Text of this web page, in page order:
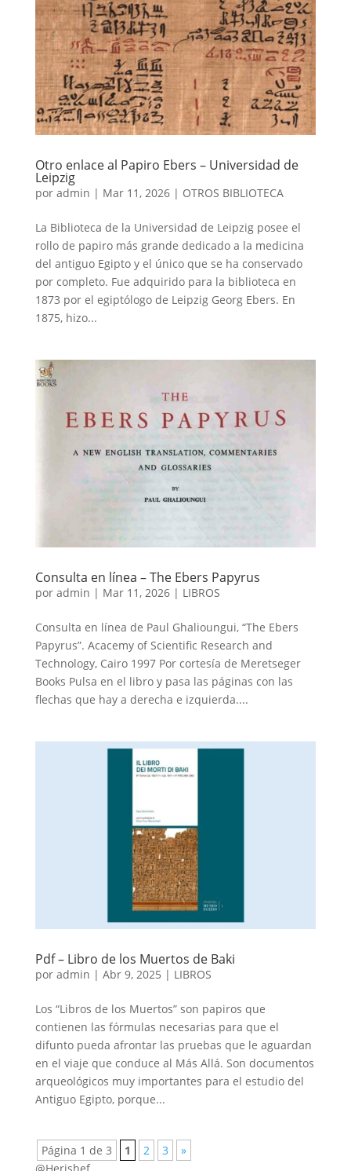
Otro enlace al Papiro Ebers – Universidad de
Leipzig
por admin | Mar 11, 2026| OTROS BIBLIOTECA
La Biblioteca de la Universidad de Leipzig posee el
rollo de papiro más grande dedicado a la medicina
del antiguo Egipto y el único que se ha conservado
por completo. Fue adquirido para la biblioteca en
1873 por el egiptólogo de Leipzig Georg Ebers. En
1875, hizo...
Consulta en línea – The Ebers Papyrus
por admin | Mar 11, 2026| LIBROS
Consulta en línea de Paul Ghalioungui, “The Ebers
Papyrus”. Acacemy of Scientific Research and
Technology, Cairo 1997 Por cortesía de Meretseger
Books Pulsa en el libro y pasa las páginas con las
flechas que hay a derecha e izquierda....
Pdf – Libro de los Muertos de Baki
por admin | Abr 9, 2025 | LIBROS
Los “Libros de los Muertos” son papiros que
contienen las fórmulas necesarias para que el
difunto pueda afrontar las pruebas que le aguardan
en el viaje que conduce al Más Allá. Son documentos
arqueológicos muy importantes para el estudio del
Antiguo Egipto, porque...
Página 1 de 3 1 2 3
»